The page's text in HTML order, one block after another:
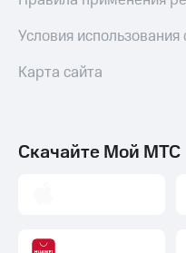
Условия использования
Карта сайта
Скачайте Мой МТС